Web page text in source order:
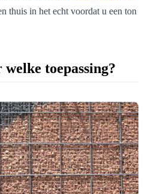
thuis in het echt voordat u een ton
toepassing?